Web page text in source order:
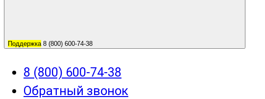
Поддержка 8 (800) 600-74-38
8 (800) 600-74-38
Обратный звонок